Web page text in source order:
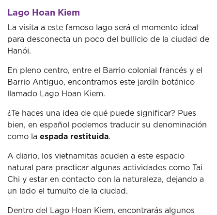
Lago Hoan Kiem
La visita a este famoso lago será el momento ideal
para desconecta un poco del bullicio de la ciudad de
Hanói.
En pleno centro, entre el Barrio colonial francés y el
Barrio Antiguo, encontramos este jardín botánico
llamado Lago Hoan Kiem.
¿Te haces una idea de qué puede significar? Pues
bien, en español podemos traducir su denominación
como la espada restituida.
A diario, los vietnamitas acuden a este espacio
natural para practicar algunas actividades como Tai
Chi y estar en contacto con la naturaleza, dejando a
un lado el tumulto de la ciudad.
Dentro del Lago Hoan Kiem, encontrarás algunos